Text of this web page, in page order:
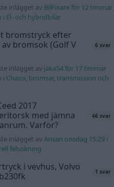
inlägget av BilFixare för 12 timmar
i El- och hybridbilar
bromstryck efter
bromsok (Golf V
6 svar
inlägget av jaka54 för 17 timmar
i Chassi, bromsar, transmission och
2017
med jämna
Varför?
46 svar
inlägget avAnsan onsdag 15:29 i
felsökning
i vevhus, Volvo
1 svar